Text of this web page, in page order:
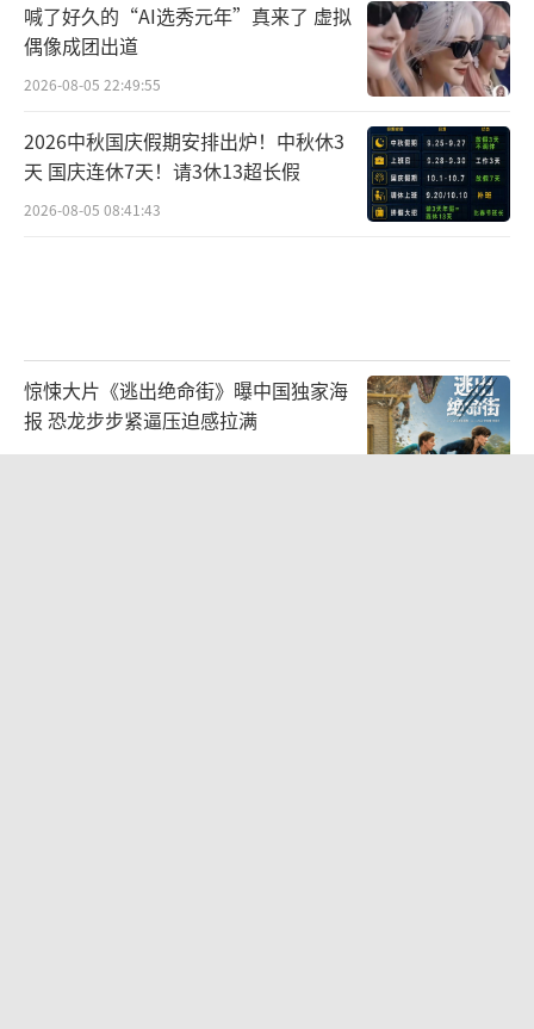
喊了好久的“AI选秀元年”真来了 虚拟
偶像成团出道
2026-08-05 22:49:55
2026中秋国庆假期安排出炉！中秋休3
天 国庆连休7天！请3休13超长假
2026-08-05 08:41:43
惊悚大片《逃出绝命街》曝中国独家海
报 恐龙步步紧逼压迫感拉满
2026-08-03 11:38:19